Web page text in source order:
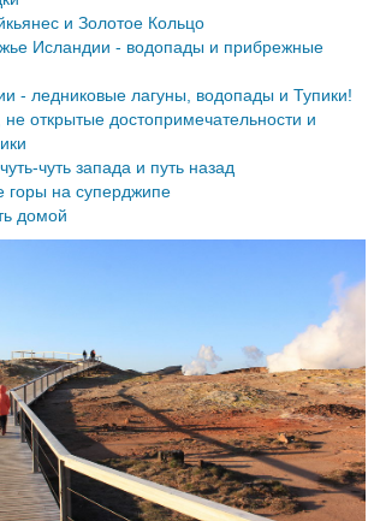
и Золотое Кольцо
Исландии - водопады и прибрежные
- ледниковые лагуны, водопады и Тупики!
открытые достопримечательности и
чуть запада и путь назад
горы на суперджипе
домой